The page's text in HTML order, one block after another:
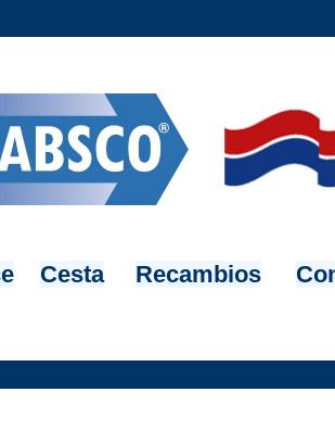
Cesta Recambios